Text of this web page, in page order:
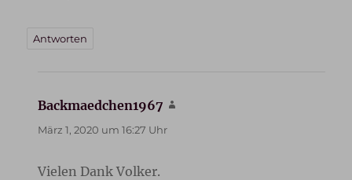
Antworten
Backmaedchen1967
März 1, 2020 um 16:27 Uhr
Vielen Dank Volker.